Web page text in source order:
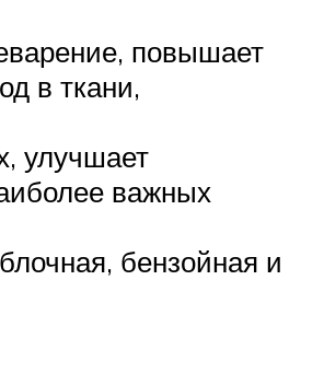
повышает
в ткани,
улучшает
важных
бензойная и